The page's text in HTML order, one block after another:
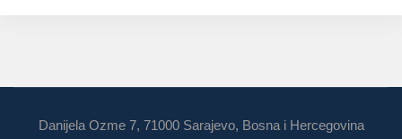
Danijela Ozme 7, 71000 Sarajevo, Bosna i Hercegovina